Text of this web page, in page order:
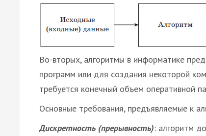
Во-вторых, алгоритмы в информатике
программ или для создания некоторой
требуется конечный объем оперативной
Основные требования, предъявляемые к
Дискретность (прерывность): алгоритм